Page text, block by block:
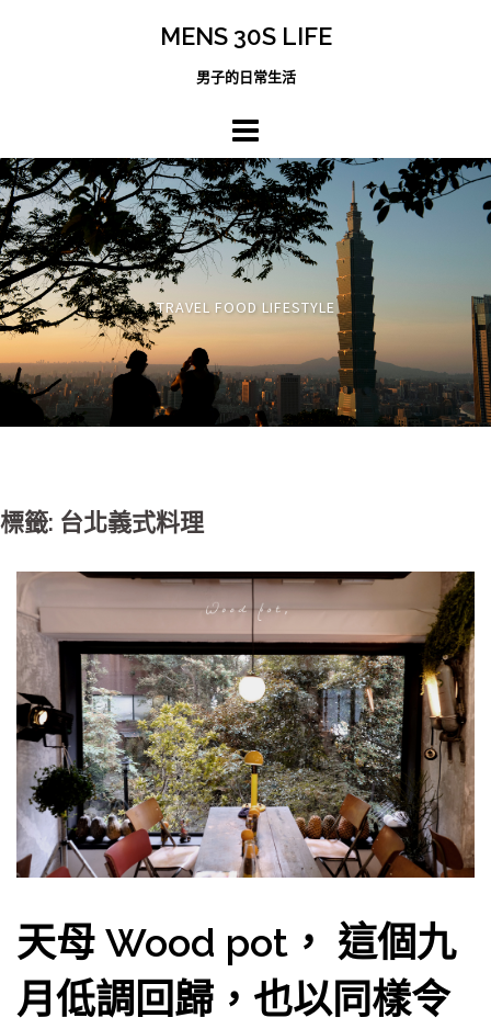
MENS 30S LIFE
男子的日常生活
TRAVEL FOOD LIFESTYLE
標籤: 台北義式料理
天母 Wood pot， 這個九
月低調回歸，也以同樣令